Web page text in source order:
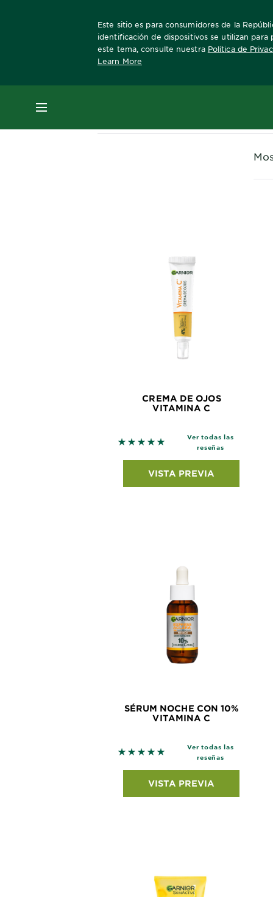
Este sitio es para consumidores de la
identificación de dispositivos se utilizan para
este tema, consulte nuestra Política de
Learn More
MENÚ
Home
CREMA DE OJOS
VITAMINA C
5 out of 5 stars based on reviews
Ver todas las
reseñas
VISTA PREVIA
SÉRUM NOCHE CON 10%
VITAMINA C
5 out of 5 stars based on reviews
Ver todas las
reseñas
VISTA PREVIA